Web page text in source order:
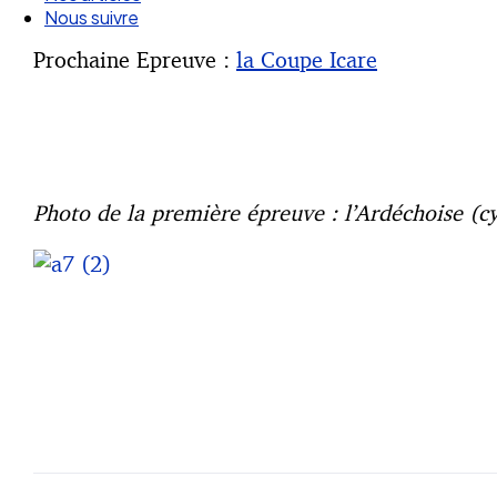
Nos articles
Prochaine Epreuve : la Coupe Icare
Photo de la première épreuve : l’Ardéchoise